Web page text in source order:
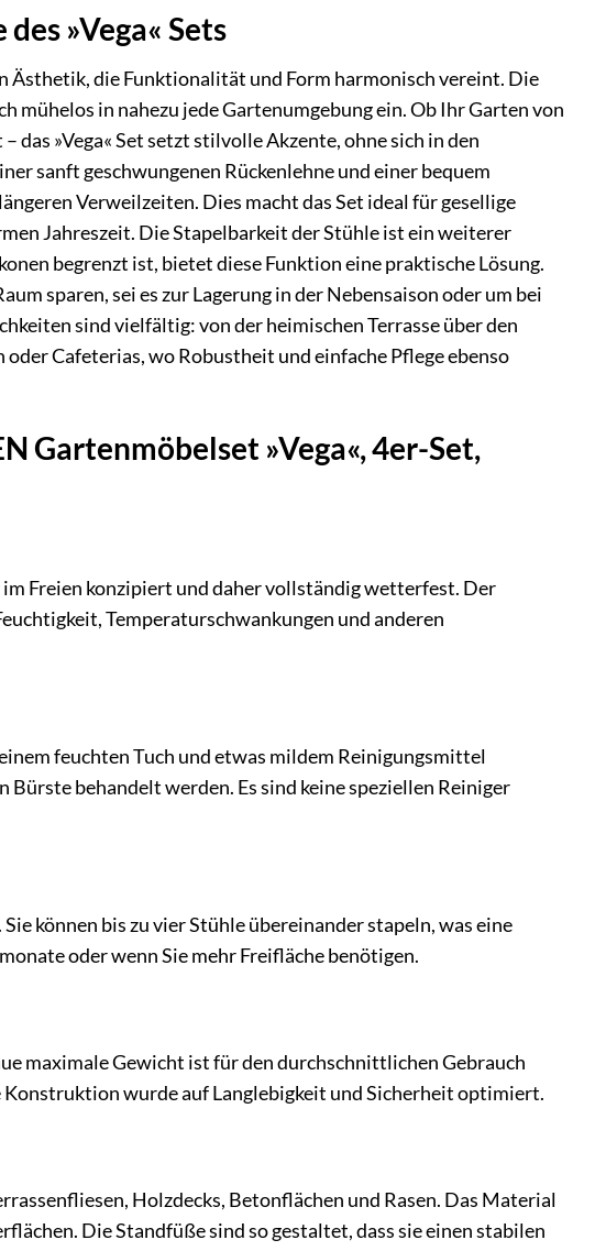
»Vega« Sets
Ästhetik, die Funktionalität und Form harmonisch vereint. Die
mühelos in nahezu jede Gartenumgebung ein. Ob Ihr Garten von
»Vega« Set setzt stilvolle Akzente, ohne sich in den
sanft geschwungenen Rückenlehne und einer bequem
Verweilzeiten. Dies macht das Set ideal für gesellige
Jahreszeit. Die Stapelbarkeit der Stühle ist ein weiterer
begrenzt ist, bietet diese Funktion eine praktische Lösung.
sparen, sei es zur Lagerung in der Nebensaison oder um bei
sind vielfältig: von der heimischen Terrasse über den
Cafeterias, wo Robustheit und einfache Pflege ebenso
Gartenmöbelset »Vega«, 4er-Set,
im Freien konzipiert und daher vollständig wetterfest. Der
Temperaturschwankungen und anderen
feuchten Tuch und etwas mildem Reinigungsmittel
behandelt werden. Es sind keine speziellen Reiniger
können bis zu vier Stühle übereinander stapeln, was eine
oder wenn Sie mehr Freifläche benötigen.
maximale Gewicht ist für den durchschnittlichen Gebrauch
wurde auf Langlebigkeit und Sicherheit optimiert.
Holzdecks, Betonflächen und Rasen. Das Material
Die Standfüße sind so gestaltet, dass sie einen stabilen